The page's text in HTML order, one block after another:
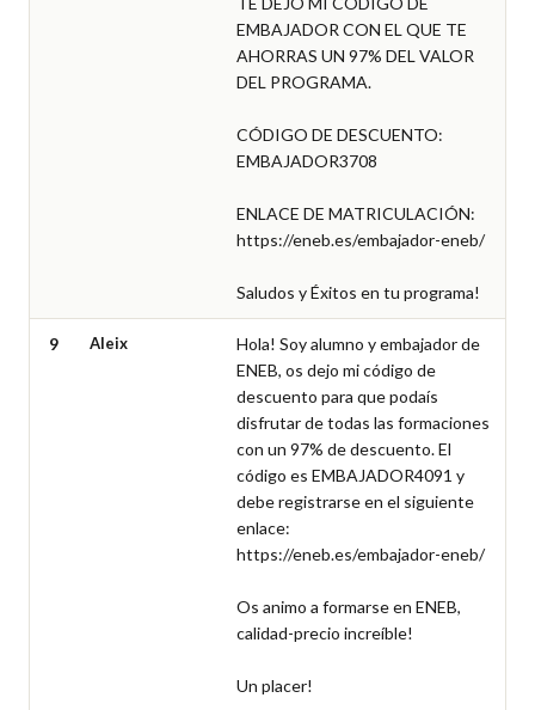
EMBAJADOR CON EL QUE TE
AHORRAS UN 97% DEL VALOR
DEL PROGRAMA.
CÓDIGO DE DESCUENTO:
EMBAJADOR3708
ENLACE DE MATRICULACIÓN:
https://eneb.es/embajador-eneb/
Saludos y Éxitos en tu programa!
9 Aleix
Hola! Soy alumno y embajador de
ENEB, os dejo mi código de
descuento para que podaís
disfrutar de todas las formaciones
con un 97% de descuento. El
código es EMBAJADOR4091 y
debe registrarse en el siguiente
enlace:
https://eneb.es/embajador-eneb/
Os animo a formarse en ENEB,
calidad-precio increíble!
Un placer!